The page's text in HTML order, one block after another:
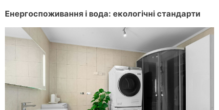
Енергоспоживання і вода: екологічні стандарти